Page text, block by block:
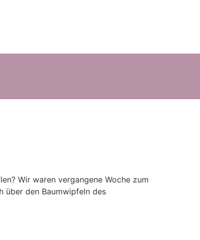
Wir waren vergangene Woche zum
über den Baumwipfeln des